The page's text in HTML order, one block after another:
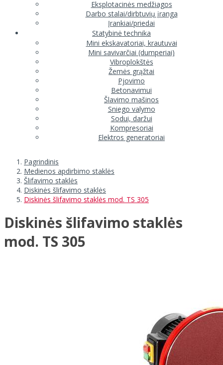
Eksplotacinės medžiagos
Darbo stalai/dirbtuvių įranga
Įrankiai/priedai
Statybinė technika
Mini ekskavatoriai, krautuvai
Mini savivarčiai (dumperiai)
Vibroplokštės
Žemės grąžtai
Pjovimo
Betonavimui
Šlavimo mašinos
Sniego valymo
Sodui, daržui
Kompresoriai
Elektros generatoriai
Pagrindinis
Medienos apdirbimo staklės
Šlifavimo staklės
Diskinės šlifavimo staklės
Diskinės šlifavimo staklės mod. TS 305
Diskinės šlifavimo staklės
mod. TS 305